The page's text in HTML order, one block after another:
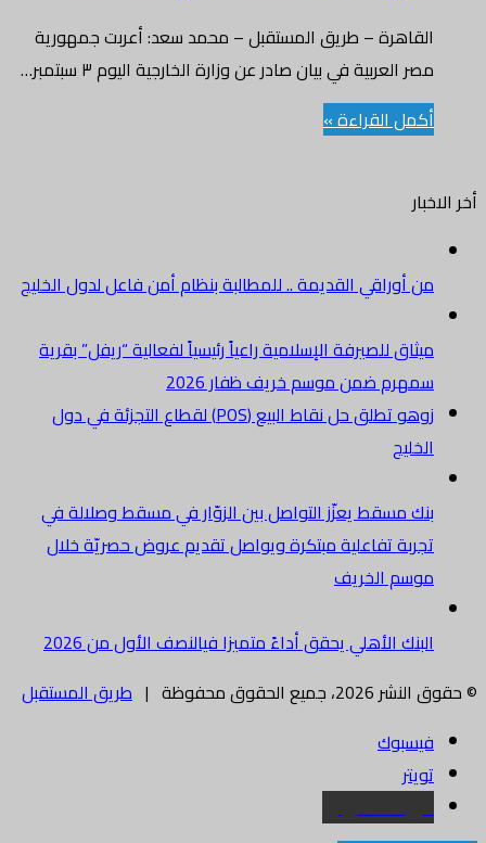
القاهرة – طريق المستقبل – محمد سعد: أعربت جمهورية
مصر العربية في بيان صادر عن وزارة الخارجية اليوم ٣ سبتمبر…
أكمل القراءة »
أخر الاخبار
من أوراقي القديمة .. للمطالبة بنظام أمن فاعل لدول الخليج
ميثاق للصيرفة الإسلامية راعياً رئيسياً لفعالية “ريفل” بقرية
سمهرم ضمن موسم خريف ظفار 2026
زوهو تطلق حل نقاط البيع (POS) لقطاع التجزئة في دول
الخليج
بنك مسقط يعزّز التواصل بين الزوّار في مسقط وصلالة في
تجربة تفاعلية مبتكرة ويواصل تقديم عروض حصريّة خلال
موسم الخريف
البنك الأهلي يحقق أداءً متميزا فيالنصف الأول من 2026
© حقوق النشر 2026، جميع الحقوق محفوظة |
طريق المستقبل
فيسبوك
تويتر
البريد الالكتروني